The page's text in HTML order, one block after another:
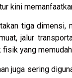
kini
tiga
jalur
fisik yang
juga sering